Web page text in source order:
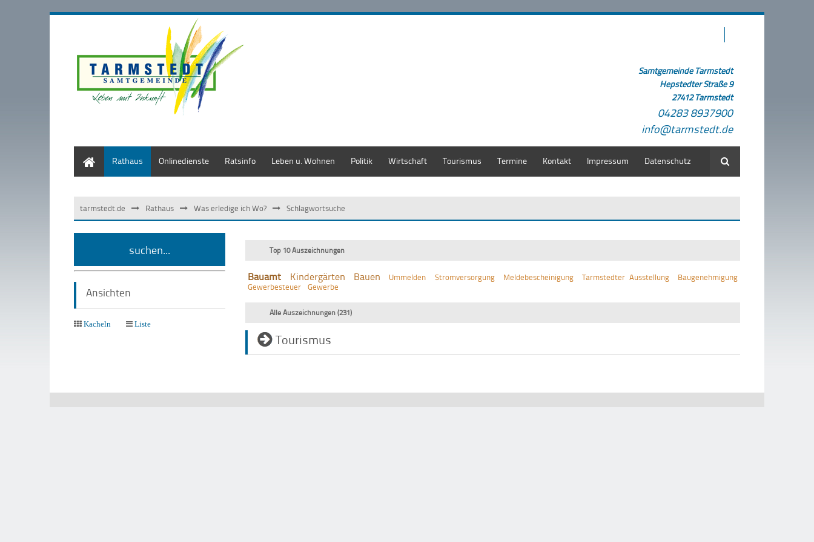
Samtgemeinde Tarmstedt
Hepstedter Straße 9
27412 Tarmstedt
04283 8937900
info@tarmstedt.de
Rathaus Onlinedienste Ratsinfo Leben u. Wohnen Politik Wirtschaft Tourismus Termine Kontakt Impressum Datenschutz Suche
tarmstedt.de Rathaus Was erledige ich Wo? Schlagwortsuche
suchen...
Ansichten
Kacheln Liste
Top 10 Auszeichnungen
Bauamt Kindergärten Bauen Ummelden Stromversorgung Meldebescheinigung Tarmstedter Ausstellung
Baugenehmigung
Gewerbesteuer
Gewerbe
Alle Auszeichnungen (231)
Tourismus